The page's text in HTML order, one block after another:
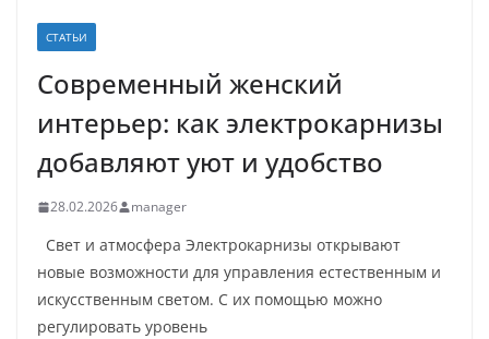
СТАТЬИ
Современный женский
интерьер: как электрокарнизы
добавляют уют и удобство
28.02.2026 manager
Свет и атмосфера Электрокарнизы открывают
новые возможности для управления естественным и
искусственным светом. С их помощью можно
регулировать уровень